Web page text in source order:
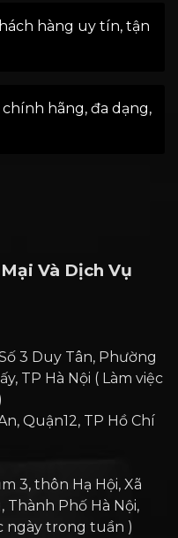
hàng uy tín, tận
hãng, đa dạng,
Và Dịch Vụ
3 Duy Tân, Phường
TP Hà Nội ( Làm việc
Quận12, TP Hồ Chí
3, thôn Hạ Hội, Xã
Thành Phố Hà Nội,
ngày trong tuần )